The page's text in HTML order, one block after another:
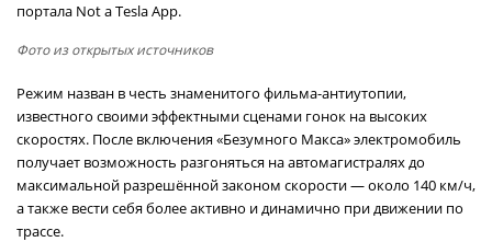
портала Not a Tesla App.
Фото из открытых источников
Режим назван в честь знаменитого фильма-антиутопии,
известного своими эффектными сценами гонок на высоких
скоростях. После включения «Безумного Макса» электромобиль
получает возможность разгоняться на автомагистралях до
максимальной разрешённой законом скорости — около 140 км/ч,
а также вести себя более активно и динамично при движении по
трассе.